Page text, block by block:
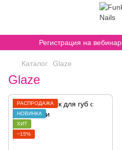
Регистрация на
Каталог Glaze
Glaze
РАСПРОДАЖА
НОВИНКА
ХИТ
−15%